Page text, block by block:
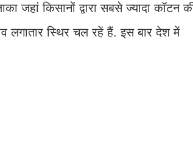
जहां किसानों द्वारा सबसे ज्यादा कॉटन
लगातार स्थिर चल रहें हैं. इस बार देश में